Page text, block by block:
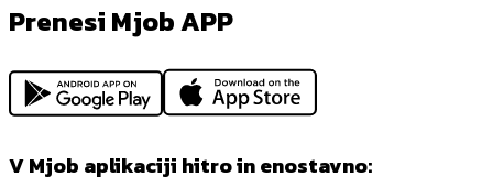
Prenesi Mjob APP
V Mjob aplikaciji hitro in enostavno: